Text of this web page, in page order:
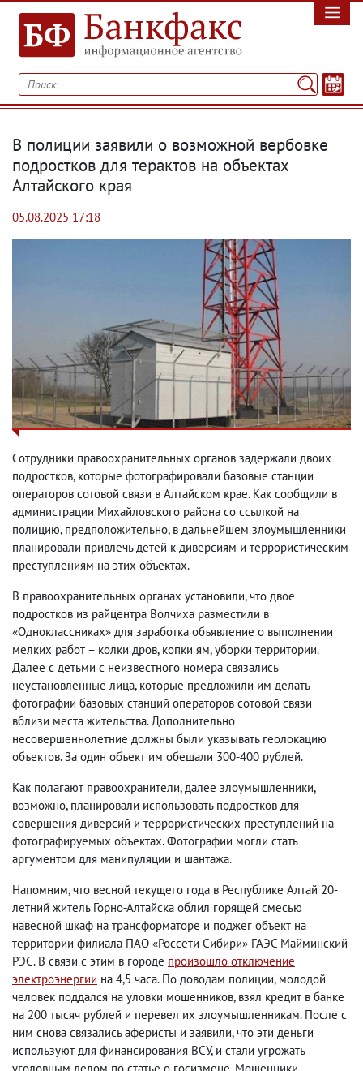
В полиции заявили о возможной вербовке
подростков для терактов на объектах
Алтайского края
05.08.2025 17:18
Сотрудники правоохранительных органов задержали двоих
подростков, которые фотографировали базовые станции
операторов сотовой связи в Алтайском крае. Как сообщили в
администрации Михайловского района со ссылкой на
полицию, предположительно, в дальнейшем злоумышленники
планировали привлечь детей к диверсиям и террористическим
преступлениям на этих объектах.
В правоохранительных органах установили, что двое
подростков из райцентра Волчиха разместили в
«Одноклассниках» для заработка объявление о выполнении
мелких работ – колки дров, копки ям, уборки территории.
Далее с детьми с неизвестного номера связались
неустановленные лица, которые предложили им делать
фотографии базовых станций операторов сотовой связи
вблизи места жительства. Дополнительно
несовершеннолетние должны были указывать геолокацию
объектов. За один объект им обещали 300-400 рублей.
Как полагают правоохранители, далее злоумышленники,
возможно, планировали использовать подростков для
совершения диверсий и террористических преступлений на
фотографируемых объектах. Фотографии могли стать
аргументом для манипуляции и шантажа.
Напомним, что весной текущего года в Республике Алтай 20-
летний житель Горно-Алтайска облил горящей смесью
навесной шкаф на трансформаторе и поджег объект на
территории филиала ПАО «Россети Сибири» ГАЭС Майминский
РЭС. В связи с этим в городе произошло отключение
электроэнергии на 4,5 часа. По доводам полиции, молодой
человек поддался на уловки мошенников, взял кредит в банке
на 200 тысяч рублей и перевел их злоумышленникам. После с
ним снова связались аферисты и заявили, что эти деньги
используют для финансирования ВСУ, и стали угрожать